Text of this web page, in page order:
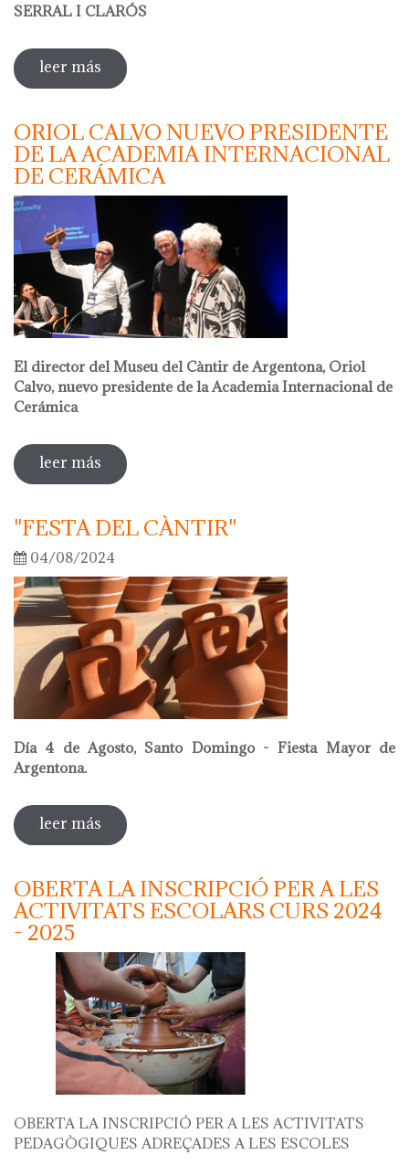
SERRAL I CLARÓS
leer más sobre taller de papel reciclado a cargo de
olga serral
ORIOL CALVO NUEVO PRESIDENTE
DE LA ACADEMIA INTERNACIONAL
DE CERÁMICA
El director del Museu del Càntir de Argentona, Oriol
Calvo, nuevo presidente de la Academia Internacional de
Cerámica
leer más sobre oriol calvo nuevo presidente de la
academia internacional de cerámica
"FESTA DEL CÀNTIR"
04/08/2024
Día 4 de Agosto, Santo Domingo - Fiesta Mayor de
Argentona.
leer más sobre "festa del càntir"
OBERTA LA INSCRIPCIÓ PER A LES
ACTIVITATS ESCOLARS CURS 2024
- 2025
OBERTA LA INSCRIPCIÓ PER A LES ACTIVITATS
PEDAGÒGIQUES ADREÇADES A LES ESCOLES